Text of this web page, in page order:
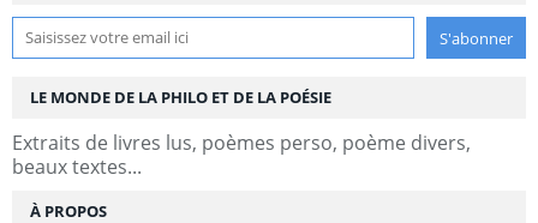
LE MONDE DE LA PHILO ET DE LA POÉSIE
Extraits de livres lus, poèmes perso, poème divers,
beaux textes...
À PROPOS